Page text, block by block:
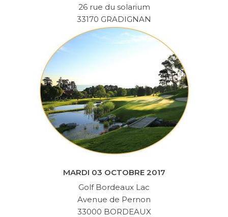
26 rue du solarium
33170 GRADIGNAN
MARDI 03 OCTOBRE 2017
Golf Bordeaux Lac
Avenue de Pernon
33000 BORDEAUX